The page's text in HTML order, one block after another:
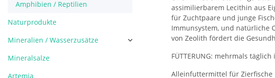
assimilierbarem Lecithin aus
für Zuchtpaare und junge
Immunsystem, und natürliche
von Zeolith fördert die
FÜTTERUNG: mehrmals
Alleinfuttermittel für Zierfische
Amphibien / Reptilien
Naturprodukte
Mineralien / Wasserzusätze
Mineralsalze
Artemia